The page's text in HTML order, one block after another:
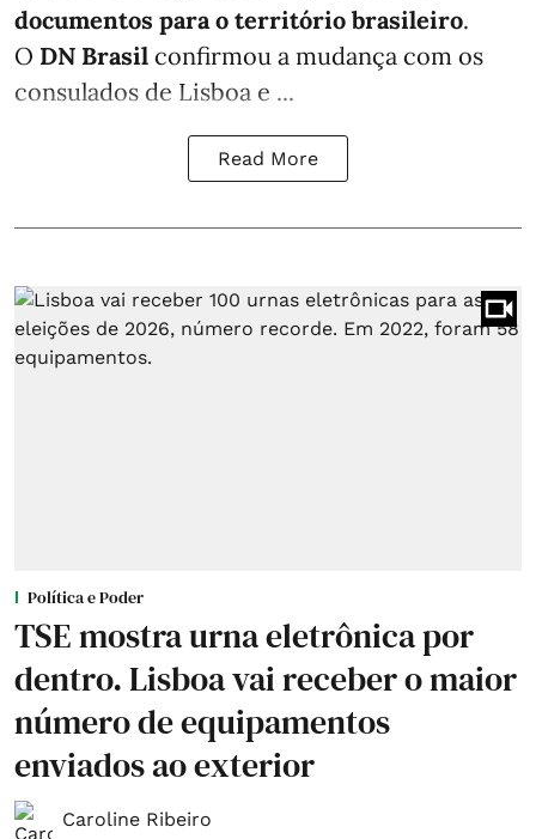
documentos para o território brasileiro.
O DN Brasil confirmou a mudança com os
consulados de Lisboa e ...
Read More
Política e Poder
TSE mostra urna eletrônica por
dentro. Lisboa vai receber o maior
número de equipamentos
enviados ao exterior
Caroline Ribeiro